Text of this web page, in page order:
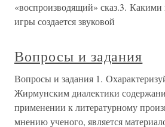
«воспроизводящий» сказ.3.
игры создается звуковой
Вопросы и задания
Вопросы и задания 1.
Жирмунским диалектики
применении к литературному
мнению ученого, является